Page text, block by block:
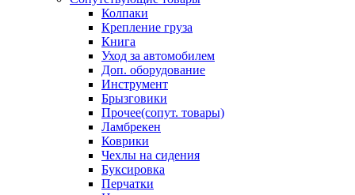
Колпаки
Крепление груза
Книга
Уход за автомобилем
Доп. оборудование
Инструмент
Брызговики
Прочее(сопут. товары)
Ламбрекен
Коврики
Чехлы на сидения
Буксировка
Перчатки